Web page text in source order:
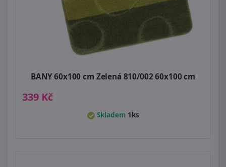
BANY 60x100 cm Zelená 810/002 60x100 cm
339 Kč
Skladem 1ks